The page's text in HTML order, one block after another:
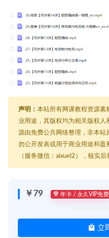
声明： 本站所有网课教程资源素
业用途，其版权均为相关版权人
源由免费公共网络整理，非本站
勿公开发表或用于商业用途和盈
（服务微信：aixuel2），核实后
￥79 年卡 / 永久VIP免费
立